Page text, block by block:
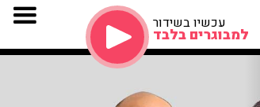
עכשיו בשידור
למבוגרים בלבד